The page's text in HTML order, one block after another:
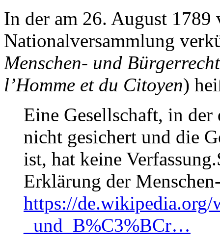
In der am 26. August 1789
Nationalversammlung
Menschen- und
l’Homme et du Citoyen)
Eine Gesellschaft, in
nicht gesichert und die
ist, hat keine Verfassung.
Erklärung der
https://
_und_B%C3%BCr…